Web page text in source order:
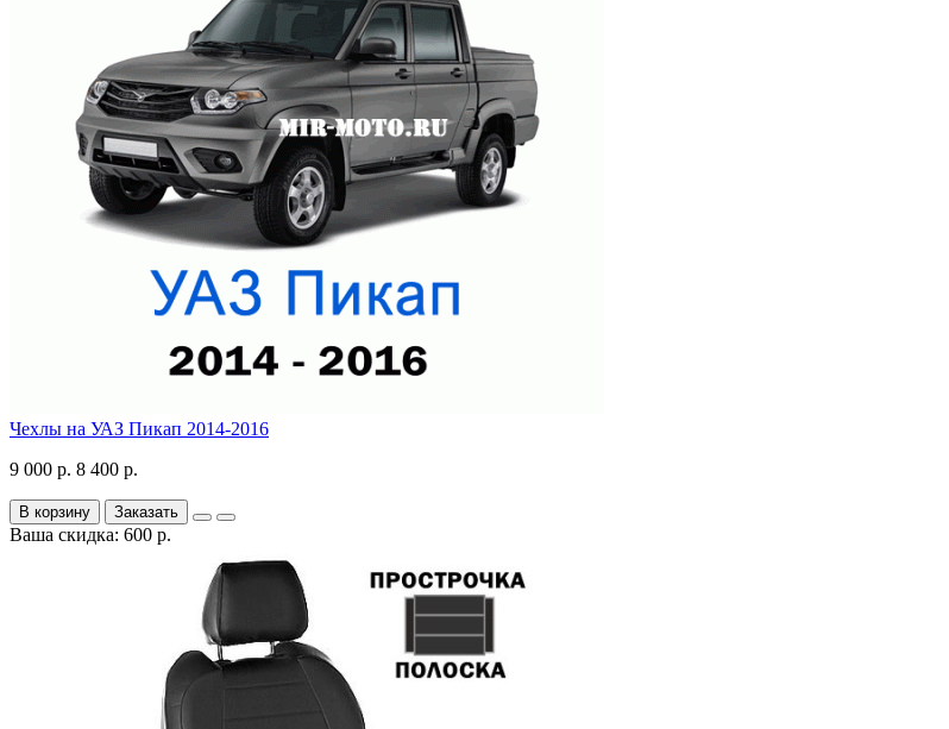
Чехлы на УАЗ Пикап 2014-2016
9 000 р. 8 400 р.
В корзину Заказать
Ваша скидка: 600 р.